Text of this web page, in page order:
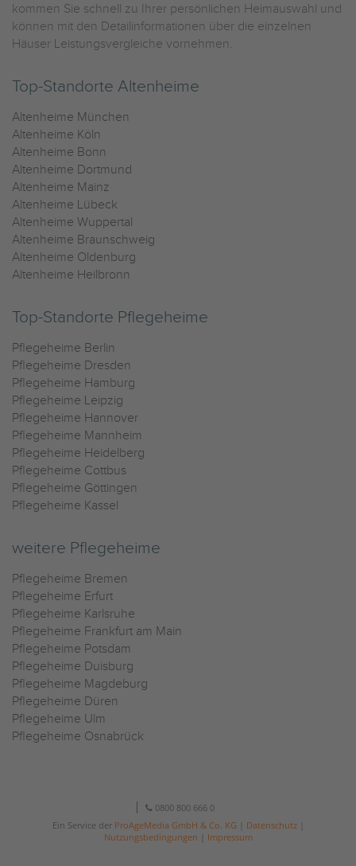
kommen Sie schnell zu Ihrer persönlichen Heimauswahl und
können mit den Detailinformationen über die einzelnen
Häuser Leistungsvergleiche vornehmen.
Top-Standorte Altenheime
Altenheime München
Altenheime Köln
Altenheime Bonn
Altenheime Dortmund
Altenheime Mainz
Altenheime Lübeck
Altenheime Wuppertal
Altenheime Braunschweig
Altenheime Oldenburg
Altenheime Heilbronn
Top-Standorte Pflegeheime
Pflegeheime Berlin
Pflegeheime Dresden
Pflegeheime Hamburg
Pflegeheime Leipzig
Pflegeheime Hannover
Pflegeheime Mannheim
Pflegeheime Heidelberg
Pflegeheime Cottbus
Pflegeheime Göttingen
Pflegeheime Kassel
weitere Pflegeheime
Pflegeheime Bremen
Pflegeheime Erfurt
Pflegeheime Karlsruhe
Pflegeheime Frankfurt am Main
Pflegeheime Potsdam
Pflegeheime Duisburg
Pflegeheime Magdeburg
Pflegeheime Düren
Pflegeheime Ulm
Pflegeheime Osnabrück
0800 800 666 0
Ein Service der ProAgeMedia GmbH & Co. KG Datenschutz|
Nutzungsbedingungen
Impressum